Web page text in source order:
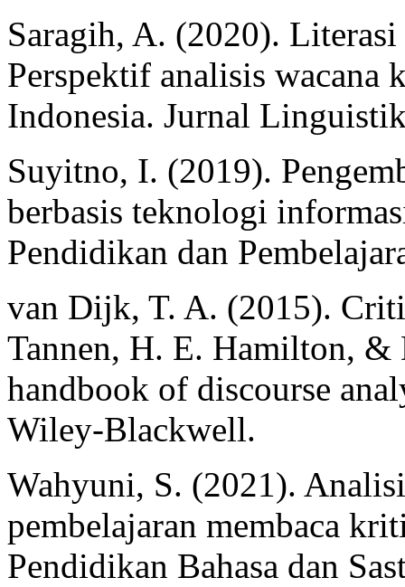
Saragih, A. (2020).
Perspektif analisis wacana
Indonesia. Jurnal
Suyitno, I. (2019).
berbasis teknologi
Pendidikan dan
van Dijk, T. A. (2015).
Tannen, H. E. Hamilton,
handbook of discourse
Wiley-Blackwell.
Wahyuni, S. (2021).
pembelajaran membaca
Pendidikan Bahasa dan